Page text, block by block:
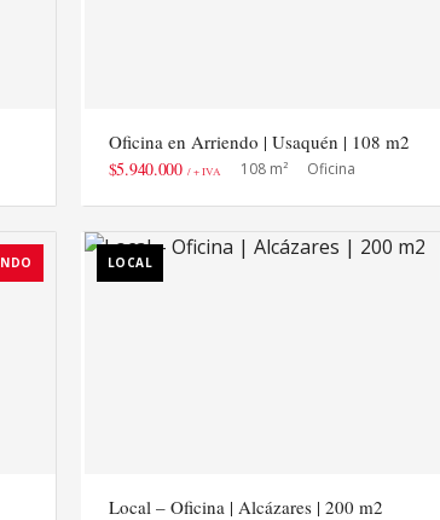
Oficina en Arriendo | Usaquén | 108 m2
$5.940.000 / + IVA 108 m² Oficina
LOCAL
Local – Oficina | Alcázares | 200 m2